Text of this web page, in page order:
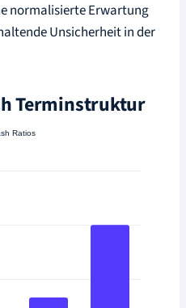
normalisierte Erwartung
Unsicherheit in der
Terminstruktur